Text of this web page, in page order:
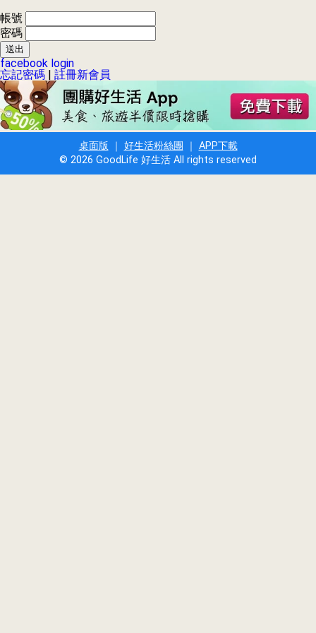
帳號
密碼
facebook login
忘記密碼 | 註冊新會員
桌面版 ｜ 好生活粉絲團 ｜ APP下載
© 2026 GoodLife 好生活 All rights reserved